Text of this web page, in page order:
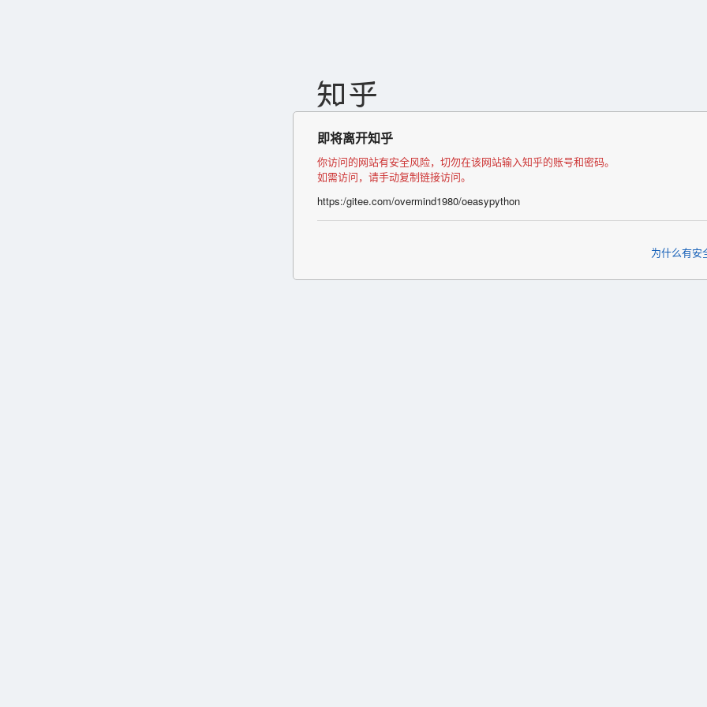
即将离开知乎
你访问的网站有安全风险，切勿在该网站输入知乎的账号和密码。
如需访问，请手动复制链接访问。
https:/gitee.com/overmind1980/oeasypython
为什么有安